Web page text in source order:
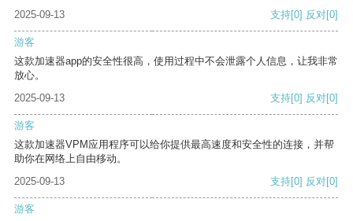
2025-09-13 支持[0] 反对[0]
游客
这款加速器app的安全性很高，使用过程中不会泄露个人信息，让我非常
放心。
2025-09-13
支持[0] 反对[0]
游客
这款加速器VPM应用程序可以给你提供最高速度和安全性的连接，并帮
助你在网络上自由移动。
2025-09-13
支持[0] 反对[0]
游客